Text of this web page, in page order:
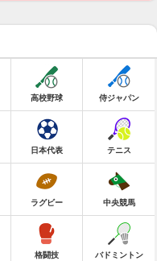
高校野球 侍ジャパン
日本代表 テニス
ラグビー 中央競馬
格闘技 バドミントン